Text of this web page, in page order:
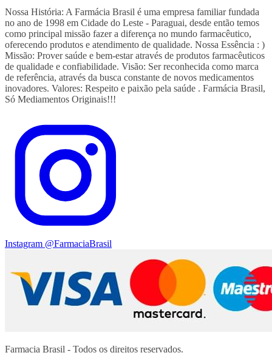
Nossa História: A Farmácia Brasil é uma empresa familiar fundada
no ano de 1998 em Cidade do Leste - Paraguai, desde então temos
como principal missão fazer a diferença no mundo farmacêutico,
oferecendo produtos e atendimento de qualidade. Nossa Essência : )
Missão: Prover saúde e bem-estar através de produtos farmacêuticos
de qualidade e confiabilidade. Visão: Ser reconhecida como marca
de referência, através da busca constante de novos medicamentos
inovadores. Valores: Respeito e paixão pela saúde . Farmácia Brasil,
Só Mediamentos Originais!!!
Instagram @FarmaciaBrasil
Farmacia Brasil - Todos os direitos reservados.